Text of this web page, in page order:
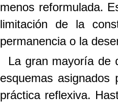
menos reformulada.
limitación de la
permanencia o la
La gran mayoría de
esquemas
práctica reflexiva.